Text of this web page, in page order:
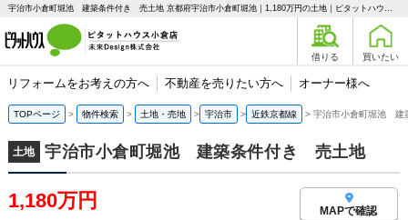
宇治市小倉町堀池 建築条件付き 売土地 京都府宇治市小倉町堀池｜1,180万円の土地｜ピタットハウス小倉店 未来Design株式会社
借りる 買いたい
リフォームをお考えの方へ 不動産を売りたい方へ オーナー様へ
TOPページ 物件検索 土地・売地 宇治市 近鉄京都線 宇治市小倉町堀池 建
土地 宇治市小倉町堀池 建築条件付き 売土地
1,180万円 MAPで確認